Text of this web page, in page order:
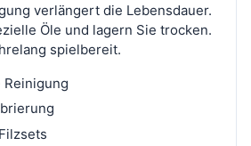
verlängert die Lebensdauer.
Öle und lagern Sie trocken.
spielbereit.
Reinigung